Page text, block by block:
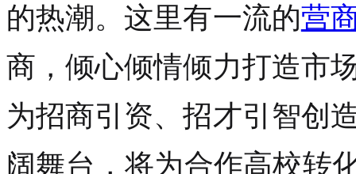
的热潮。这里有一流的营
商，倾心倾情倾力打造市
为招商引资、招才引智创
阔舞台，将为合作高校转